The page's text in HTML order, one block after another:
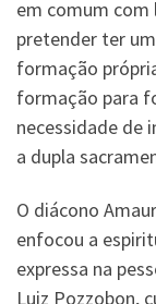
em comum com
pretender ter
formação
formação para
necessidade de
a dupla
O diácono
enfocou a
expressa na
Luiz Pozzobon,